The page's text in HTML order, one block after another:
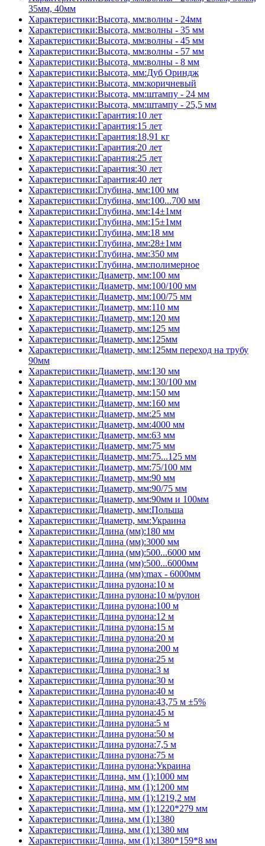
35мм, 40мм
Характеристики:Высота, мм:волны - 24мм
Характеристики:Высота, мм:волны - 35 мм
Характеристики:Высота, мм:волны - 45 мм
Характеристики:Высота, мм:волны - 57 мм
Характеристики:Высота, мм:волны - 8 мм
Характеристики:Высота, мм:Дуб Ориндж
Характеристики:Высота, мм:коричневый
Характеристики:Высота, мм:штампу - 24 мм
Характеристики:Высота, мм:штампу - 25,5 мм
Характеристики:Гарантия:10 лет
Характеристики:Гарантия:15 лет
Характеристики:Гарантия:18,91 кг
Характеристики:Гарантия:20 лет
Характеристики:Гарантия:25 лет
Характеристики:Гарантия:30 лет
Характеристики:Гарантия:40 лет
Характеристики:Глубина, мм:100 мм
Характеристики:Глубина, мм:100...700 мм
Характеристики:Глубина, мм:14±1мм
Характеристики:Глубина, мм:15±1мм
Характеристики:Глубина, мм:18 мм
Характеристики:Глубина, мм:28±1мм
Характеристики:Глубина, мм:350 мм
Характеристики:Глубина, мм:полимерное
Характеристики:Диаметр, мм:100 мм
Характеристики:Диаметр, мм:100/100 мм
Характеристики:Диаметр, мм:100/75 мм
Характеристики:Диаметр, мм:110 мм
Характеристики:Диаметр, мм:120 мм
Характеристики:Диаметр, мм:125 мм
Характеристики:Диаметр, мм:125мм
Характеристики:Диаметр, мм:125мм переход на трубу
90мм
Характеристики:Диаметр, мм:130 мм
Характеристики:Диаметр, мм:130/100 мм
Характеристики:Диаметр, мм:150 мм
Характеристики:Диаметр, мм:160 мм
Характеристики:Диаметр, мм:25 мм
Характеристики:Диаметр, мм:4000 мм
Характеристики:Диаметр, мм:63 мм
Характеристики:Диаметр, мм:75 мм
Характеристики:Диаметр, мм:75...125 мм
Характеристики:Диаметр, мм:75/100 мм
Характеристики:Диаметр, мм:90 мм
Характеристики:Диаметр, мм:90/75 мм
Характеристики:Диаметр, мм:90мм и 100мм
Характеристики:Диаметр, мм:Польша
Характеристики:Диаметр, мм:Украина
Характеристики:Длина (мм):180 мм
Характеристики:Длина (мм):3000 мм
Характеристики:Длина (мм):500...6000 мм
Характеристики:Длина (мм):500...6000мм
Характеристики:Длина (мм):max - 6000мм
Характеристики:Длина рулона:10 м
Характеристики:Длина рулона:10 м/рулон
Характеристики:Длина рулона:100 м
Характеристики:Длина рулона:12 м
Характеристики:Длина рулона:15 м
Характеристики:Длина рулона:20 м
Характеристики:Длина рулона:200 м
Характеристики:Длина рулона:25 м
Характеристики:Длина рулона:3 м
Характеристики:Длина рулона:30 м
Характеристики:Длина рулона:40 м
Характеристики:Длина рулона:43,75 м ±5%
Характеристики:Длина рулона:45 м
Характеристики:Длина рулона:5 м
Характеристики:Длина рулона:50 м
Характеристики:Длина рулона:7,5 м
Характеристики:Длина рулона:75 м
Характеристики:Длина рулона:Украина
Характеристики:Длина, мм (1):1000 мм
Характеристики:Длина, мм (1):1200 мм
Характеристики:Длина, мм (1):1219,2 мм
Характеристики:Длина, мм (1):1220*279 мм
Характеристики:Длина, мм (1):1380
Характеристики:Длина, мм (1):1380 мм
Характеристики:Длина, мм (1):1380*159*8 мм